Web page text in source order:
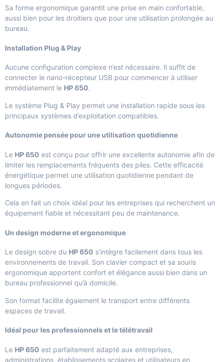
Sa forme ergonomique garantit une prise en main confortable,
aussi bien pour les droitiers que pour une utilisation prolongée au
bureau.
Installation Plug & Play
Aucune configuration complexe n’est nécessaire. Il suffit de
connecter le nano-récepteur USB pour commencer à utiliser
immédiatement le HP 650.
Le système Plug & Play permet une installation rapide sous les
principaux systèmes d’exploitation compatibles.
Autonomie pensée pour une utilisation quotidienne
Le HP 650 est conçu pour offrir une excellente autonomie afin de
limiter les remplacements fréquents des piles. Cette efficacité
énergétique permet une utilisation quotidienne pendant de
longues périodes.
Cela en fait un choix idéal pour les entreprises qui recherchent un
équipement fiable et nécessitant peu de maintenance.
Un design moderne et ergonomique
Le design sobre du HP 650 s’intègre facilement dans tous les
environnements de travail. Son clavier compact et sa souris
ergonomique apportent confort et élégance aussi bien dans un
bureau professionnel qu’à domicile.
Son format facilite également le transport entre différents
espaces de travail.
Idéal pour les professionnels et le télétravail
Le HP 650 est parfaitement adapté aux entreprises,
administrations, établissements scolaires et utilisateurs en